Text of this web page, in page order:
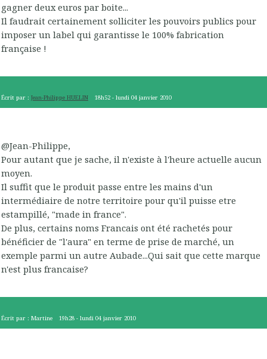
gagner deux euros par boite...
Il faudrait certainement solliciter les pouvoirs publics pour
imposer un label qui garantisse le 100% fabrication
française !
Écrit par : Jean-Philippe HUELIN 18h52 -lundi 04 janvier 2010
@Jean-Philippe,
Pour autant que je sache, il n'existe à l'heure actuelle aucun
moyen.
Il suffit que le produit passe entre les mains d'un
intermédiaire de notre territoire pour qu'il puisse etre
estampillé, "made in france".
De plus, certains noms Francais ont été rachetés pour
bénéficier de "l'aura" en terme de prise de marché, un
exemple parmi un autre Aubade...Qui sait que cette marque
n'est plus francaise?
Écrit par : Martine 19h28 -lundi 04 janvier 2010